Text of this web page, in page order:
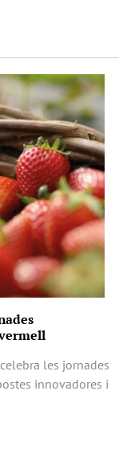
les jornades
innovadores i